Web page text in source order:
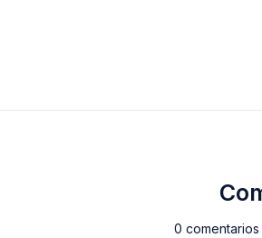
0 comentarios